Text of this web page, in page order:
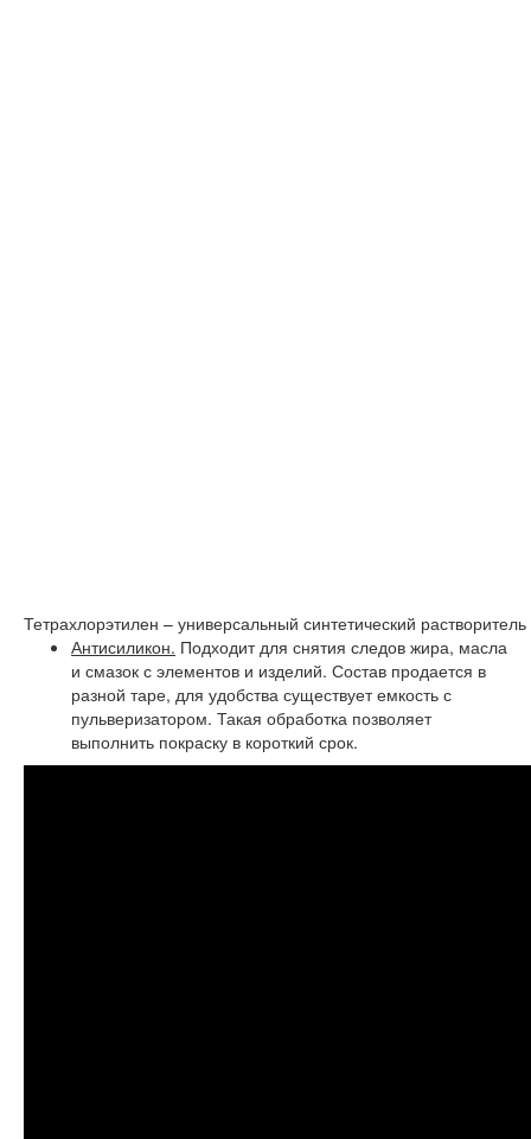
Тетрахлорэтилен – универсальный синтетический растворитель
Антисиликон. Подходит для снятия следов жира, масла
и смазок с элементов и изделий. Состав продается в
разной таре, для удобства существует емкость с
пульверизатором. Такая обработка позволяет
выполнить покраску в короткий срок.